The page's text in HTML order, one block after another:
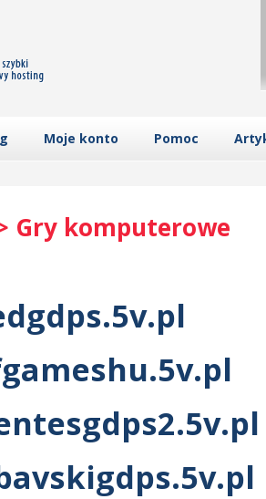
Moje konto Pomoc
Gry komputerowe